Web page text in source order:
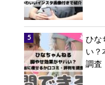
ひな
い？
調査